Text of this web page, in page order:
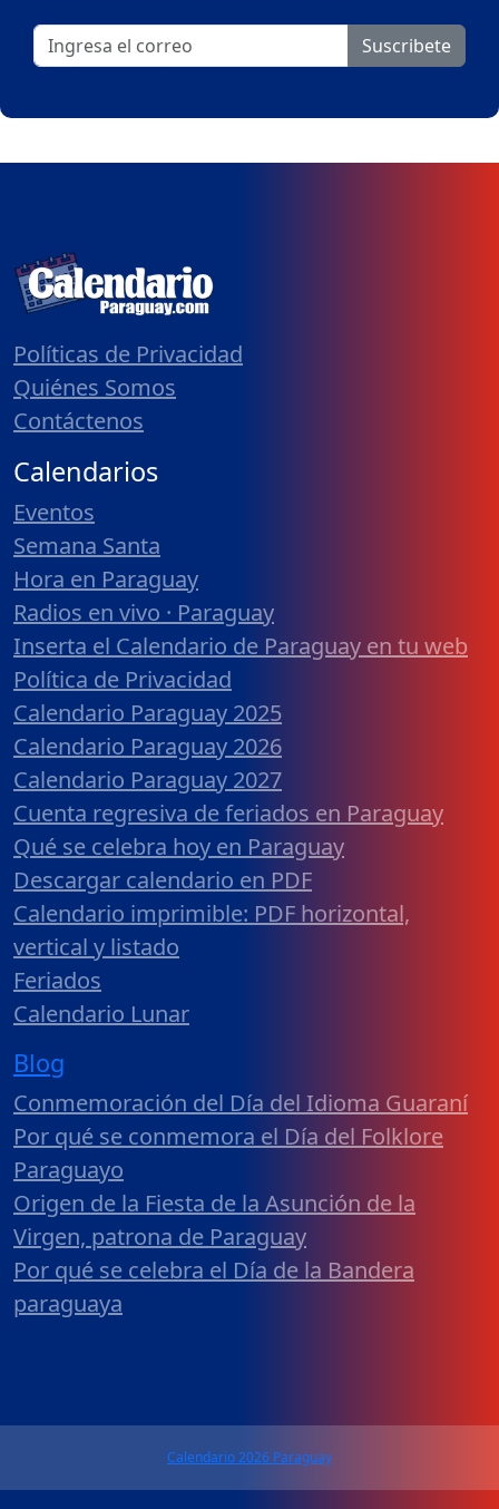
Suscribete
Políticas de Privacidad
Quiénes Somos
Contáctenos
Calendarios
Eventos
Semana Santa
Hora en Paraguay
Radios en vivo · Paraguay
Inserta el Calendario de Paraguay en tu web
Política de Privacidad
Calendario Paraguay 2025
Calendario Paraguay 2026
Calendario Paraguay 2027
Cuenta regresiva de feriados en Paraguay
Qué se celebra hoy en Paraguay
Descargar calendario en PDF
Calendario imprimible: PDF horizontal,
vertical y listado
Feriados
Calendario Lunar
Blog
Conmemoración del Día del Idioma Guaraní
Por qué se conmemora el Día del Folklore
Paraguayo
Origen de la Fiesta de la Asunción de la
Virgen, patrona de Paraguay
Por qué se celebra el Día de la Bandera
paraguaya
Calendario 2026 Paraguay